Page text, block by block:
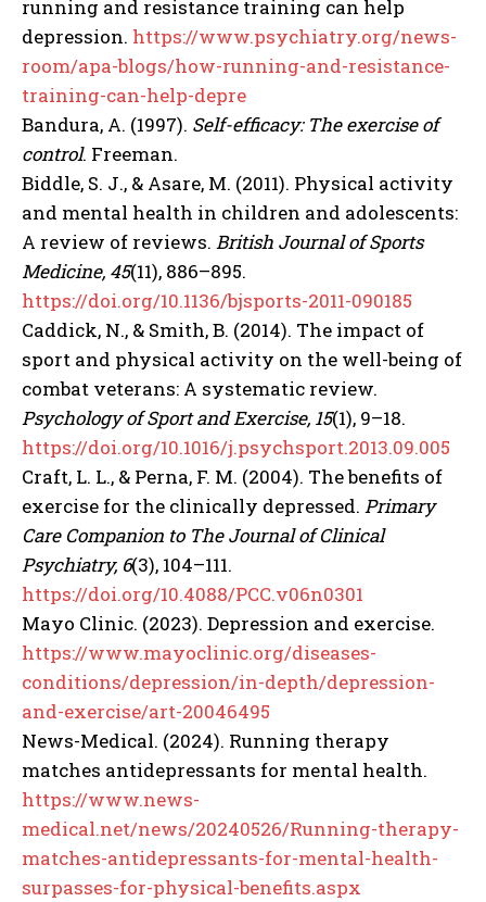
ABONE OL
Gizlilik politikasınıokudum, onaylıyorum.
running and resistance training can help
depression. https://www.psychiatry.org/news-
room/apa-blogs/how-running-and-resistance-
training-can-help-depre
Bandura, A. (1997). Self-efficacy: The exercise of
control. Freeman.
Biddle, S. J., & Asare, M. (2011). Physical activity
and mental health in children and adolescents:
A review of reviews. British Journal of Sports
Medicine, 45(11), 886–895.
https://doi.org/10.1136/bjsports-2011-090185
Caddick, N., & Smith, B. (2014). The impact of
sport and physical activity on the well-being of
combat veterans: A systematic review.
Psychology of Sport and Exercise, 15(1), 9–18.
https://doi.org/10.1016/j.psychsport.2013.09.005
Craft, L. L., & Perna, F. M. (2004). The benefits of
exercise for the clinically depressed. Primary
Care Companion to The Journal of Clinical
Psychiatry, 6(3), 104–111.
https://doi.org/10.4088/PCC.v06n0301
Mayo Clinic. (2023). Depression and exercise.
https://www.mayoclinic.org/diseases-
conditions/depression/in-depth/depression-
and-exercise/art-20046495
News-Medical. (2024). Running therapy
matches antidepressants for mental health.
https://www.news-
medical.net/news/20240526/Running-therapy-
matches-antidepressants-for-mental-health-
surpasses-for-physical-benefits.aspx